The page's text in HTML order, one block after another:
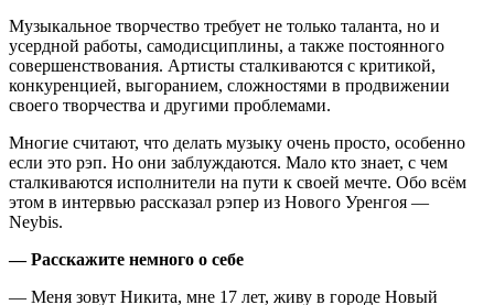
Музыкальное творчество требует не только таланта, но и
усердной работы, самодисциплины, а также постоянного
совершенствования. Артисты сталкиваются с критикой,
конкуренцией, выгоранием, сложностями в продвижении
своего творчества и другими проблемами.
Многие считают, что делать музыку очень просто, особенно
если это рэп. Но они заблуждаются. Мало кто знает, с чем
сталкиваются исполнители на пути к своей мечте. Обо всём
этом в интервью рассказал рэпер из Нового Уренгоя —
Neybis.
— Расскажите немного о себе
— Меня зовут Никита, мне 17 лет, живу в городе Новый